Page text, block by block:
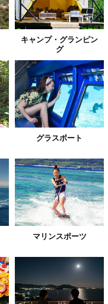
キャンプ・グランピン
グ
グラスボート
マリンスポーツ